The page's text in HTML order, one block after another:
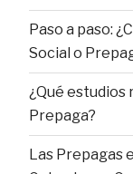
Paso a paso:
Social o
¿Qué estudios
Prepaga?
Las Prepagas